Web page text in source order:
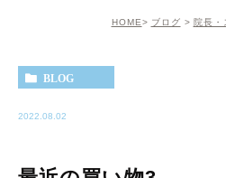
HOME ブログ 院長・
BLOG
2022.08.02